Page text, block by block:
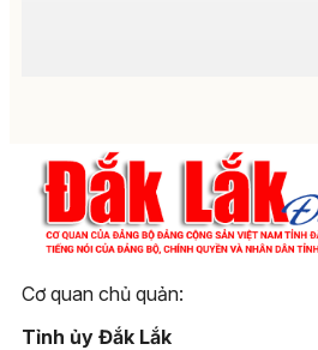
Cơ quan chủ quản:
Tỉnh ủy Đắk Lắk